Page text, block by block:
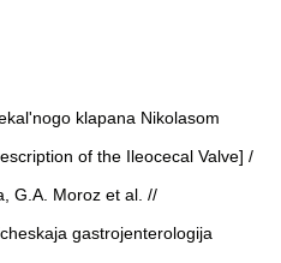
klapana Nikolasom
of the Ileocecal Valve] /
G.A. Moroz et al. //
gastrojenterologija